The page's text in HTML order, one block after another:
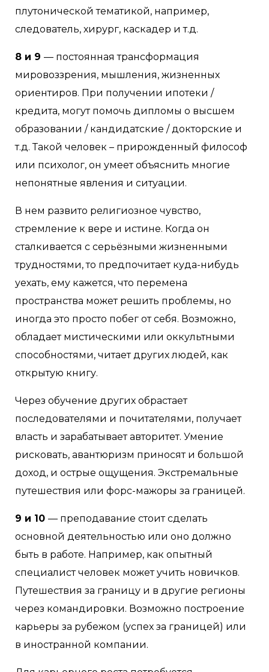
плутонической тематикой, например,
следователь, хирург, каскадер и т.д.
8 и 9 — постоянная трансформация
мировоззрения, мышления, жизненных
ориентиров. При получении ипотеки /
кредита, могут помочь дипломы о высшем
образовании / кандидатские / докторские и
т.д. Такой человек – прирожденный философ
или психолог, он умеет объяснить многие
непонятные явления и ситуации.
В нем развито религиозное чувство,
стремление к вере и истине. Когда он
сталкивается с серьёзными жизненными
трудностями, то предпочитает куда-нибудь
уехать, ему кажется, что перемена
пространства может решить проблемы, но
иногда это просто побег от себя. Возможно,
обладает мистическими или оккультными
способностями, читает других людей, как
открытую книгу.
Через обучение других обрастает
последователями и почитателями, получает
власть и зарабатывает авторитет. Умение
рисковать, авантюризм приносят и большой
доход, и острые ощущения. Экстремальные
путешествия или форс-мажоры за границей.
9 и 10 — преподавание стоит сделать
основной деятельностью или оно должно
быть в работе. Например, как опытный
специалист человек может учить новичков.
Путешествия за границу и в другие регионы
через командировки. Возможно построение
карьеры за рубежом (успех за границей) или
в иностранной компании.